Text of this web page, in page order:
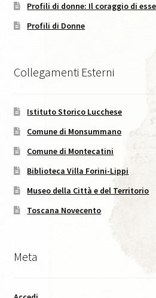
Codice Etico di Pubblicazione
Didattica
Eventi
Eventi in Corso
Profili di donne: Il coraggio di
Profili di Donne
Collegamenti Esterni
Istituto Storico Lucchese
Comune di Monsummano
Comune di Montecatini
Biblioteca Villa Forini-Lippi
Museo della Città e del Territorio
Toscana Novecento
Meta